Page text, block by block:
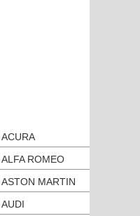
ACURA
ALFA ROMEO
ASTON MARTIN
AUDI